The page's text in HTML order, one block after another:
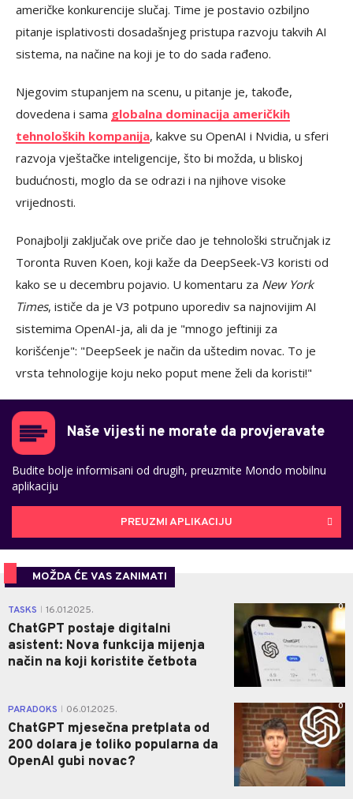
američke konkurencije slučaj. Time je postavio ozbiljno
pitanje isplativosti dosadašnjeg pristupa razvoju takvih AI
sistema, na načine na koji je to do sada rađeno.
Njegovim stupanjem na scenu, u pitanje je, takođe,
dovedena i sama globalna dominacija američkih
tehnoloških kompanija, kakve su OpenAI i Nvidia, u sferi
razvoja vještačke inteligencije, što bi možda, u bliskoj
budućnosti, moglo da se odrazi i na njihove visoke
vrijednosti.
Ponajbolji zaključak ove priče dao je tehnološki stručnjak iz
Toronta Ruven Koen, koji kaže da DeepSeek-V3 koristi od
kako se u decembru pojavio. U komentaru za New York
Times, ističe da je V3 potpuno uporediv sa najnovijim AI
sistemima OpenAI-ja, ali da je "mnogo jeftiniji za
korišćenje": "DeepSeek je način da uštedim novac. To je
vrsta tehnologije koju neko poput mene želi da koristi!"
Naše vijesti ne morate da provjeravate
Budite bolje informisani od drugih, preuzmite Mondo mobilnu
aplikaciju
PREUZMI APLIKACIJU
MOŽDA ĆE VAS ZANIMATI
TASKS 16.01.2025.
ChatGPT postaje digitalni
asistent: Nova funkcija mijenja
način na koji koristite četbota
0
PARADOKS 06.01.2025.
ChatGPT mjesečna pretplata od
200 dolara je toliko popularna da
OpenAI gubi novac?
0